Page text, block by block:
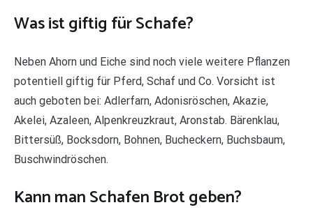
Was ist giftig für Schafe?
Neben Ahorn und Eiche sind noch viele weitere Pflanzen
potentiell giftig für Pferd, Schaf und Co. Vorsicht ist
auch geboten bei: Adlerfarn, Adonisröschen, Akazie,
Akelei, Azaleen, Alpenkreuzkraut, Aronstab. Bärenklau,
Bittersüß, Bocksdorn, Bohnen, Bucheckern, Buchsbaum,
Buschwindröschen.
Kann man Schafen Brot geben?